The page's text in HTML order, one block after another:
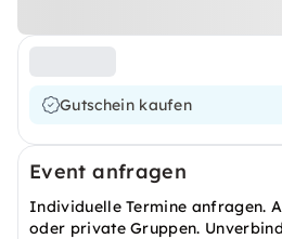
Gutschein kaufen
Event anfragen
Individuelle Termine anfragen.
oder private Gruppen.